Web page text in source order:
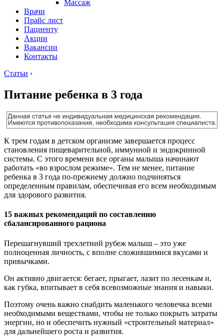
Массаж
Врачи
Прайс лист
Пациенту
Акции
Вакансии
Контакты
Статьи ›
Питание ребенка в 3 года
К трем годам в детском организме завершается процесс
становления пищеварительной, иммунной и эндокринной
системы. С этого времени все органы малыша начинают
работать «во взрослом режиме». Тем не менее, питание
ребенка в 3 года по-прежнему должно подчиняться
определенным правилам, обеспечивая его всем необходимым
для здорового развития.
15 важных рекомендаций по составлению
сбалансированного рациона
Перешагнувший трехлетний рубеж малыш – это уже
полноценная личность, с вполне сложившимися вкусами и
привычками.
Он активно двигается: бегает, прыгает, лазит по лесенкам и,
как губка, впитывает в себя всевозможные знания и навыки.
Поэтому очень важно снабдить маленького человечка всеми
необходимыми веществами, чтобы не только покрыть затраты
энергии, но и обеспечить нужный «строительный материал»
для дальнейшего роста и развития.